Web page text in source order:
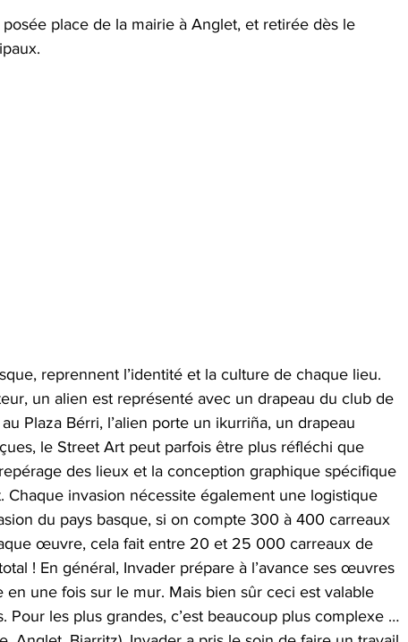
place de la mairie à Anglet, et retirée dès le
reprennent l’identité et la culture de chaque lieu.
un alien est représenté avec un drapeau du club de
Plaza Bérri, l’alien porte un ikurriña, un drapeau
le Street Art peut parfois être plus réfléchi que
des lieux et la conception graphique spécifique
Chaque invasion nécessite également une logistique
du pays basque, si on compte 300 à 400 carreaux
œuvre, cela fait entre 20 et 25 000 carreaux de
! En général, Invader prépare à l’avance ses œuvres
une fois sur le mur. Mais bien sûr ceci est valable
les plus grandes, c’est beaucoup plus complexe …